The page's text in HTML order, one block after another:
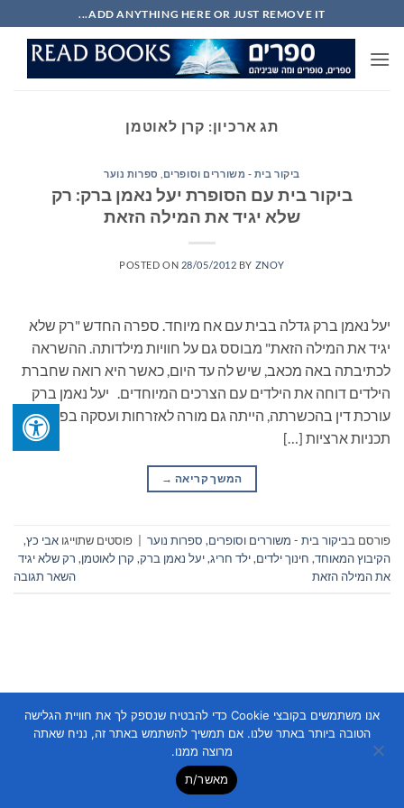
to
content
ADD ANYTHING HERE OR JUST REMOVE IT...
תג ארכיון: קרן לאוטמן
ביקור בית - משוררים וסופרים ספרות נוער
ביקור בית עם הסופרת יעל נאמן ברק: רק
שלא יגיד את המילה הזאת
POSTED ON 28/05/2012 BY ZNOY
יעל נאמן ברק גדלה בבית עם אח מיוחד. ספרה החדש "רק שלא
יגיד את המילה הזאת" מבוסס גם על חוויות מילדותה. ההשראה
לכתיבתה באה מכאב, שיש לה עד היום, כאשר היא רואה שחברת
הילדים דוחה את הילדים עם הצרכים המיוחדים. יעל נאמן ברק
עורכת דין בהכשרתה, הייתה גם מורה לאזרחות ועסקה בפיתוח
תכניות ארציות […]
המשך קריאה →
פורסם בביקור בית - משוררים וסופרים, ספרות נוער פוסטים שתוייגו אבי כץ,
הקיבוץ המאוחד, חינוך ילדים,ילד חריג,יעל נאמן ברק, קרן לאוטמן, רק שלא יגיד
את המילה הזאת
השאר תגובה
Copyright 2026 © Flatsome Themeאנו משתמשים בקובצי Cookie כדי להבטיח שנספק לך את חוויית הגלישה
הטובה ביותר באתר שלנו. אם תמשיך להשתמש באתר זה, נניח שאתה
מרוצה ממנו.
מאשר/ת